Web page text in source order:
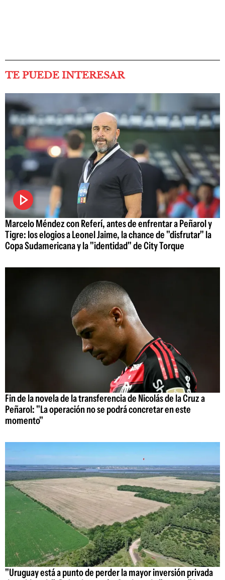
TE PUEDE INTERESAR
Marcelo Méndez con Referí, antes de enfrentar a Peñarol y
Tigre: los elogios a Leonel Jaime, la chance de "disfrutar" la
Copa Sudamericana y la "identidad" de City Torque
Fin de la novela de la transferencia de Nicolás de la Cruz a
Peñarol: "La operación no se podrá concretar en este
momento"
"Uruguay está a punto de perder la mayor inversión privada